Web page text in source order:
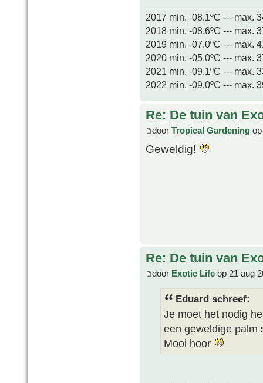
2017 min. -08.1ºC --- max.
2018 min. -08.6ºC --- max.
2019 min. -07.0ºC --- max.
2020 min. -05.0ºC --- max.
2021 min. -09.1ºC --- max.
2022 min. -09.0ºC --- max.
Re: De tuin van
door Tropical Gardening
Geweldig!
Re: De tuin van
door Exotic Life op 21 aug
Eduard schreef:
Je moet het nodig
een geweldige palm
Mooi hoor